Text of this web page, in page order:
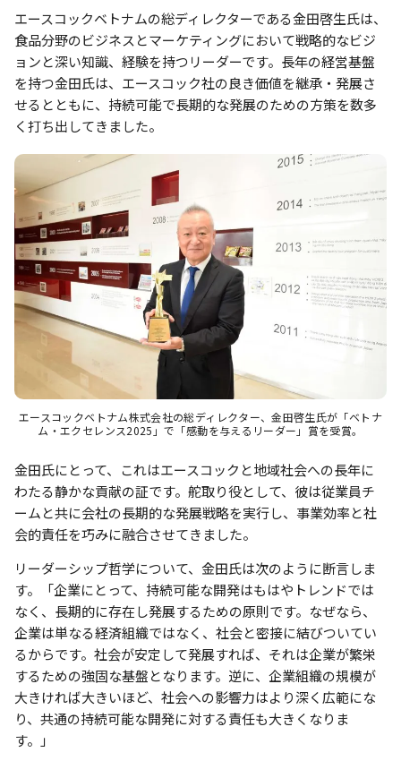
エースコックベトナムの総ディレクターである金田啓生氏は、
食品分野のビジネスとマーケティングにおいて戦略的なビジ
ョンと深い知識、経験を持つリーダーです。長年の経営基盤
を持つ金田氏は、エースコック社の良き価値を継承・発展さ
せるとともに、持続可能で長期的な発展のための方策を数多
く打ち出してきました。
エースコックベトナム株式会社の総ディレクター、金田啓生氏が「ベトナ
ム・エクセレンス2025」で「感動を与えるリーダー」賞を受賞。
金田氏にとって、これはエースコックと地域社会への長年に
わたる静かな貢献の証です。舵取り役として、彼は従業員チ
ームと共に会社の長期的な発展戦略を実行し、事業効率と社
会的責任を巧みに融合させてきました。
リーダーシップ哲学について、金田氏は次のように断言しま
す。「企業にとって、持続可能な開発はもはやトレンドでは
なく、長期的に存在し発展するための原則です。なぜなら、
企業は単なる経済組織ではなく、社会と密接に結びついてい
るからです。社会が安定して発展すれば、それは企業が繁栄
するための強固な基盤となります。逆に、企業組織の規模が
大きければ大きいほど、社会への影響力はより深く広範にな
り、共通の持続可能な開発に対する責任も大きくなりま
す。」